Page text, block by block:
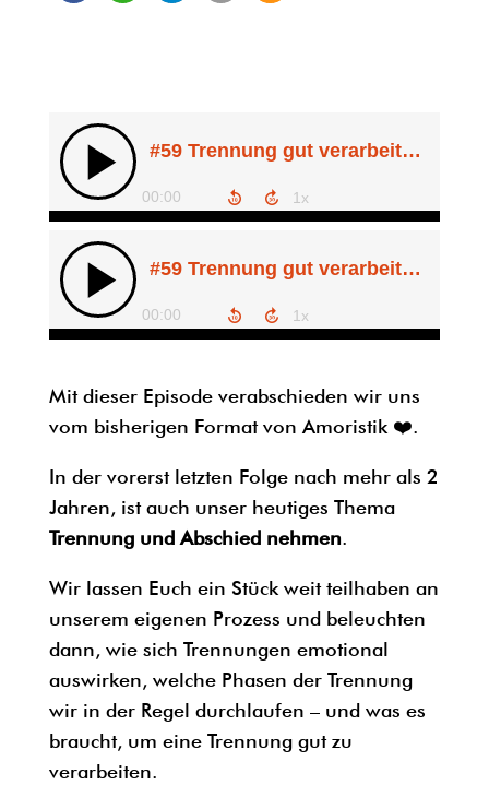
Mit dieser Episode verabschieden wir uns
vom bisherigen Format von Amoristik ❤️.
In der vorerst letzten Folge nach mehr als 2
Jahren, ist auch unser heutiges Thema
Trennung und Abschied nehmen.
Wir lassen Euch ein Stück weit teilhaben an
unserem eigenen Prozess und beleuchten
dann, wie sich Trennungen emotional
auswirken, welche Phasen der Trennung
wir in der Regel durchlaufen – und was es
braucht, um eine Trennung gut zu
verarbeiten.